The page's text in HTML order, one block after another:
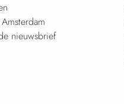
nieuwsbrief